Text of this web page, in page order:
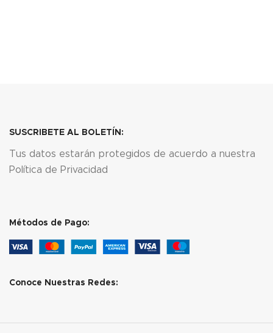
SUSCRIBETE AL BOLETÍN:
Tus datos estarán protegidos de acuerdo a nuestra
Política de Privacidad
Métodos de Pago:
Conoce Nuestras Redes: